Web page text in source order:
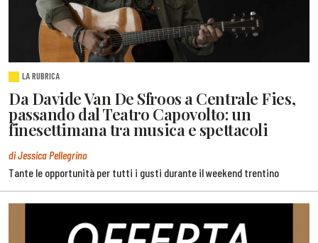
LA RUBRICA
Da Davide Van De Sfroos a Centrale Fies,
passando dal Teatro Capovolto: un
finesettimana tra musica e spettacoli
di Jessica Pellegrino
Tante le opportunità per tutti i gusti durante il weekend trentino